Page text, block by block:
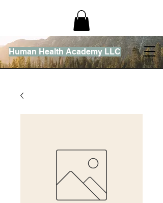
Human Health Academy LLC